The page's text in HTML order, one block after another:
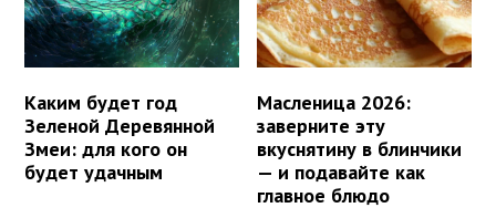
Каким будет год
Зеленой Деревянной
Змеи: для кого он
будет удачным
Масленица 2026:
заверните эту
вкуснятину в блинчики
— и подавайте как
главное блюдо